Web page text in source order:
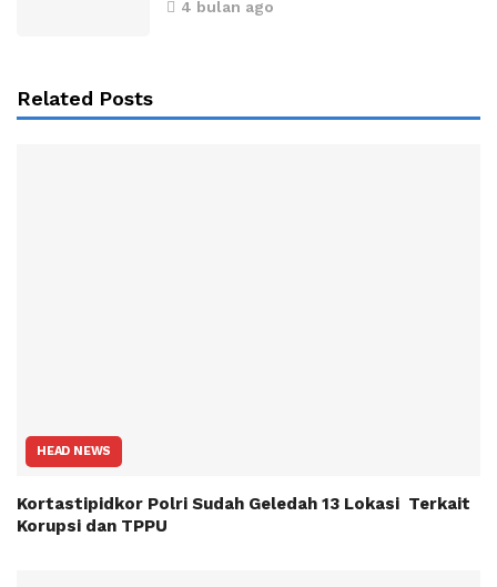
4 bulan ago
Related Posts
HEAD NEWS
Kortastipidkor Polri Sudah Geledah 13 Lokasi Terkait
Korupsi dan TPPU